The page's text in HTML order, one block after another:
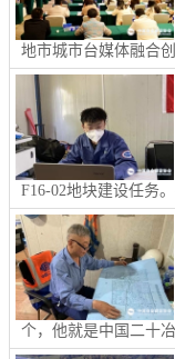
地市城市台媒体融合
F16-02地块建设任务
个，他就是中国二十